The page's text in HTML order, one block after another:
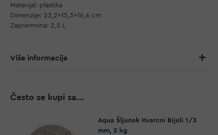
Materijal: plastika
Dimenzije: 23,2x15,3x16,6 cm
Zapremnina: 2,5 L
Više informacija
Često se kupi sa...
Aqua Šljunak Kvarcni Bijeli 1/3
mm, 2 kg